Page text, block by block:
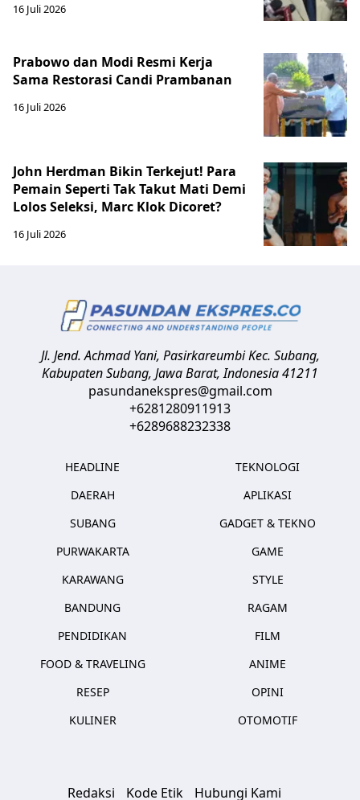
16 Juli 2026
Prabowo dan Modi Resmi Kerja
Sama Restorasi Candi Prambanan
16 Juli 2026
John Herdman Bikin Terkejut! Para
Pemain Seperti Tak Takut Mati Demi
Lolos Seleksi, Marc Klok Dicoret?
16 Juli 2026
Jl. Jend. Achmad Yani, Pasirkareumbi Kec. Subang,
Kabupaten Subang, Jawa Barat,Indonesia41211
pasundanekspres@gmail.com
+6281280911913
+6289688232338
HEADLINE
DAERAH
SUBANG
PURWAKARTA
KARAWANG
BANDUNG
PENDIDIKAN
FOOD & TRAVELING
RESEP
KULINER
TEKNOLOGI
APLIKASI
GADGET & TEKNO
GAME
STYLE
RAGAM
FILM
ANIME
OPINI
OTOMOTIF
Redaksi Kode Etik Hubungi Kami